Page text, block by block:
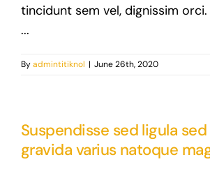
tincidunt sem vel, dignissim
...
Byadmintitiknol | June 26th, 2020
Suspendisse sed ligula
gravida varius natoque